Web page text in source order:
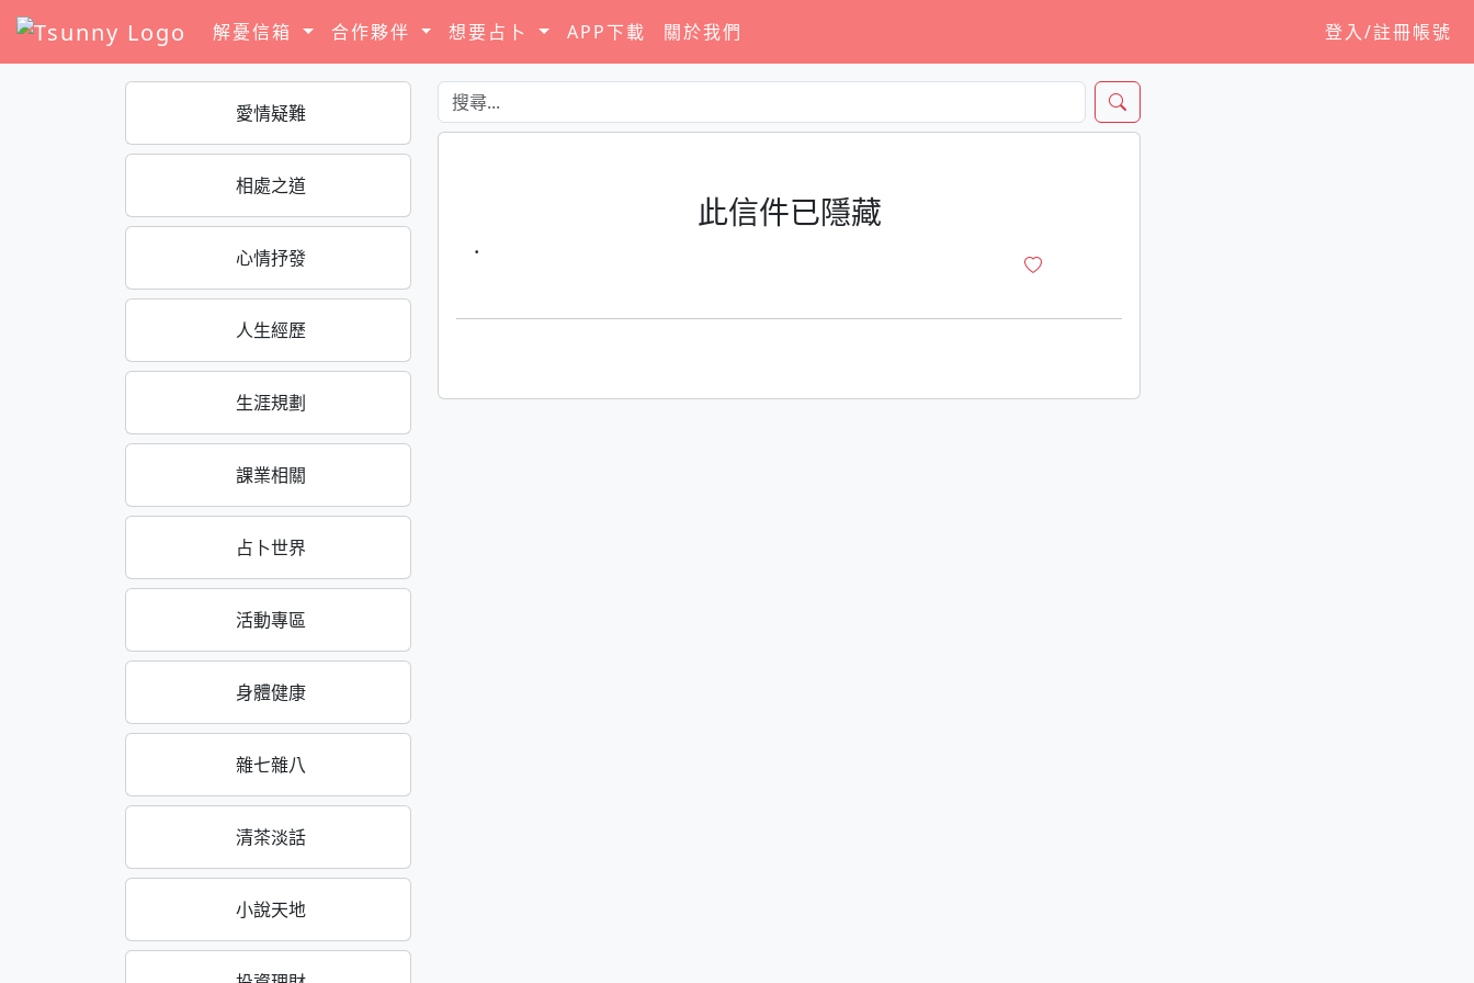
解憂信箱 合作夥伴 想要占卜 APP下載 關於我們 登入/註冊帳號
愛情疑難
相處之道
心情抒發
人生經歷
生涯規劃
課業相關
占卜世界
活動專區
身體健康
雜七雜八
清茶淡話
小說天地
此信件已隱藏
·